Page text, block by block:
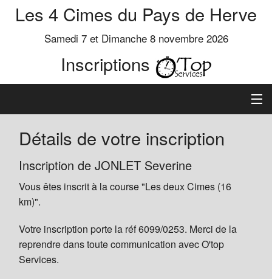
Les 4 Cimes du Pays de Herve
Samedi 7 et Dimanche 8 novembre 2026
Inscriptions
Inscription
Préinscrits
Informations
Détails de votre inscription
Inscription de JONLET Severine
Vous êtes inscrit à la course "Les deux Cimes (16
km)".
Votre inscription porte la réf 6099/0253. Merci de la
reprendre dans toute communication avec O'top
Services.